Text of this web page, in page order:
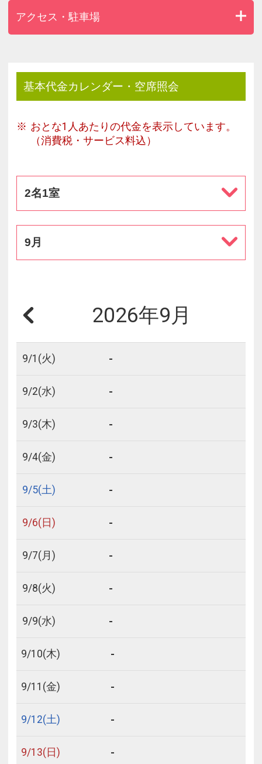
アクセス・駐車場
基本代金カレンダー・空席照会
おとな1人あたりの代金を表示しています。
（消費税・サービス料込）
2名1室
9月
2026年9月
9/1 (火) -
9/2(水) -
9/3(木) -
9/4(金) -
9/5(土) -
9/6(日) -
9/7(月) -
9/8(火) -
9/9(水) -
9/10(木) -
9/11 (金) -
9/12(土) -
9/13(日) -